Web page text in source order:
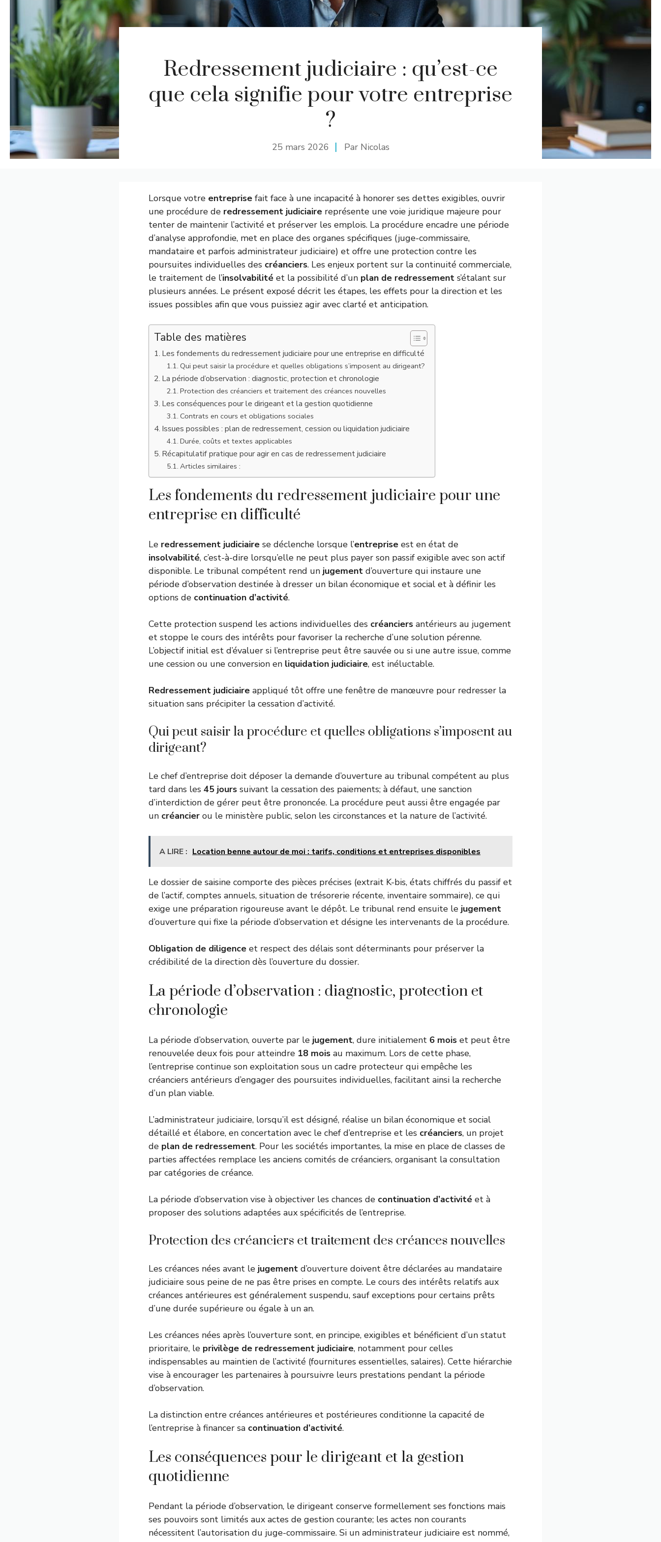
Redressement judiciaire : qu’est-ce
que cela signifie pour votre entreprise
?
25 mars 2026 Par Nicolas
Lorsque votre entreprise fait face à une incapacité à honorer ses dettes exigibles, ouvrir
une procédure de redressement judiciaire représente une voie juridique majeure pour
tenter de maintenir l’activité et préserver les emplois. La procédure encadre une période
d’analyse approfondie, met en place des organes spécifiques (juge-commissaire,
mandataire et parfois administrateur judiciaire) et offre une protection contre les
poursuites individuelles des créanciers. Les enjeux portent sur la continuité commerciale,
le traitement de l’insolvabilité et la possibilité d’un plan de redressement s’étalant sur
plusieurs années. Le présent exposé décrit les étapes, les effets pour la direction et les
issues possibles afin que vous puissiez agir avec clarté et anticipation.
Table des matières
Les fondements du redressement judiciaire pour une entreprise en difficulté
Qui peut saisir la procédure et quelles obligations s’imposent au dirigeant?
La période d’observation : diagnostic, protection et chronologie
Protection des créanciers et traitement des créances nouvelles
Les conséquences pour le dirigeant et la gestion quotidienne
Contrats en cours et obligations sociales
Issues possibles : plan de redressement, cession ou liquidation judiciaire
Durée, coûts et textes applicables
Récapitulatif pratique pour agir en cas de redressement judiciaire
Articles similaires :
Les fondements du redressement judiciaire pour une
entreprise en difficulté
Le redressement judiciaire se déclenche lorsque l’entreprise est en état de
insolvabilité, c’est-à-dire lorsqu’elle ne peut plus payer son passif exigible avec son actif
disponible. Le tribunal compétent rend un jugement d’ouverture qui instaure une
période d’observation destinée à dresser un bilan économique et social et à définir les
options de continuation d’activité.
Cette protection suspend les actions individuelles des créanciers antérieurs au jugement
et stoppe le cours des intérêts pour favoriser la recherche d’une solution pérenne.
L’objectif initial est d’évaluer si l’entreprise peut être sauvée ou si une autre issue, comme
une cession ou une conversion en liquidation judiciaire, est inéluctable.
Redressement judiciaire appliqué tôt offre une fenêtre de manœuvre pour redresser la
situation sans précipiter la cessation d’activité.
Qui peut saisir la procédure et quelles obligations s’imposent au
dirigeant?
Le chef d’entreprise doit déposer la demande d’ouverture au tribunal compétent au plus
tard dans les 45 jours suivant la cessation des paiements; à défaut, une sanction
d’interdiction de gérer peut être prononcée. La procédure peut aussi être engagée par
un créancier ou le ministère public, selon les circonstances et la nature de l’activité.
A LIRE : Location benne autour de moi : tarifs, conditions et entreprises disponibles
Le dossier de saisine comporte des pièces précises (extrait K-bis, états chiffrés du passif et
de l’actif, comptes annuels, situation de trésorerie récente, inventaire sommaire), ce qui
exige une préparation rigoureuse avant le dépôt. Le tribunal rend ensuite le jugement
d’ouverture qui fixe la période d’observation et désigne les intervenants de la procédure.
Obligation de diligence et respect des délais sont déterminants pour préserver la
crédibilité de la direction dès l’ouverture du dossier.
La période d’observation : diagnostic, protection et
chronologie
La période d’observation, ouverte par le jugement, dure initialement 6 mois et peut être
renouvelée deux fois pour atteindre 18 mois au maximum. Lors de cette phase,
l’entreprise continue son exploitation sous un cadre protecteur qui empêche les
créanciers antérieurs d’engager des poursuites individuelles, facilitant ainsi la recherche
d’un plan viable.
L’administrateur judiciaire, lorsqu’il est désigné, réalise un bilan économique et social
détaillé et élabore, en concertation avec le chef d’entreprise et les créanciers, un projet
de plan de redressement. Pour les sociétés importantes, la mise en place de classes de
parties affectées remplace les anciens comités de créanciers, organisant la consultation
par catégories de créance.
La période d’observation vise à objectiver les chances de continuation d’activité et à
proposer des solutions adaptées aux spécificités de l’entreprise.
Protection des créanciers et traitement des créances nouvelles
Les créances nées avant le jugement d’ouverture doivent être déclarées au mandataire
judiciaire sous peine de ne pas être prises en compte. Le cours des intérêts relatifs aux
créances antérieures est généralement suspendu, sauf exceptions pour certains prêts
d’une durée supérieure ou égale à un an.
Les créances nées après l’ouverture sont, en principe, exigibles et bénéficient d’un statut
prioritaire, le privilège de redressement judiciaire, notamment pour celles
indispensables au maintien de l’activité (fournitures essentielles, salaires). Cette hiérarchie
vise à encourager les partenaires à poursuivre leurs prestations pendant la période
d’observation.
La distinction entre créances antérieures et postérieures conditionne la capacité de
l’entreprise à financer sa continuation d’activité.
Les conséquences pour le dirigeant et la gestion
quotidienne
Pendant la période d’observation, le dirigeant conserve formellement ses fonctions mais
ses pouvoirs sont limités aux actes de gestion courante; les actes non courants
nécessitent l’autorisation du juge-commissaire. Si un administrateur judiciaire est nommé,